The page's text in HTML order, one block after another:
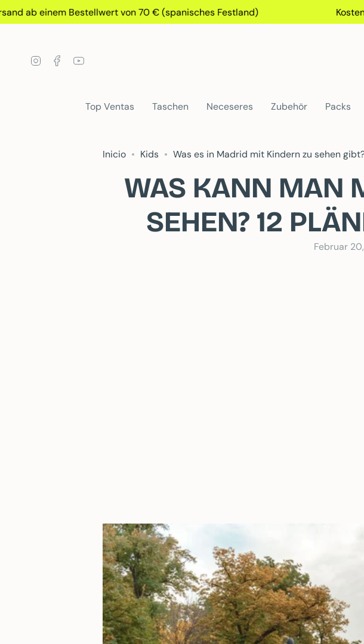
Gehen
Sie
einem Bestellwert von 70 € (spanisches Festland)
InstagramFacebook
Top Ventas Taschen Neceseres Zubehör Packs
Inicio Kids Was es in Madrid mit Kindern zu sehen
WAS KANN MAN
SEHEN? 12
Februar